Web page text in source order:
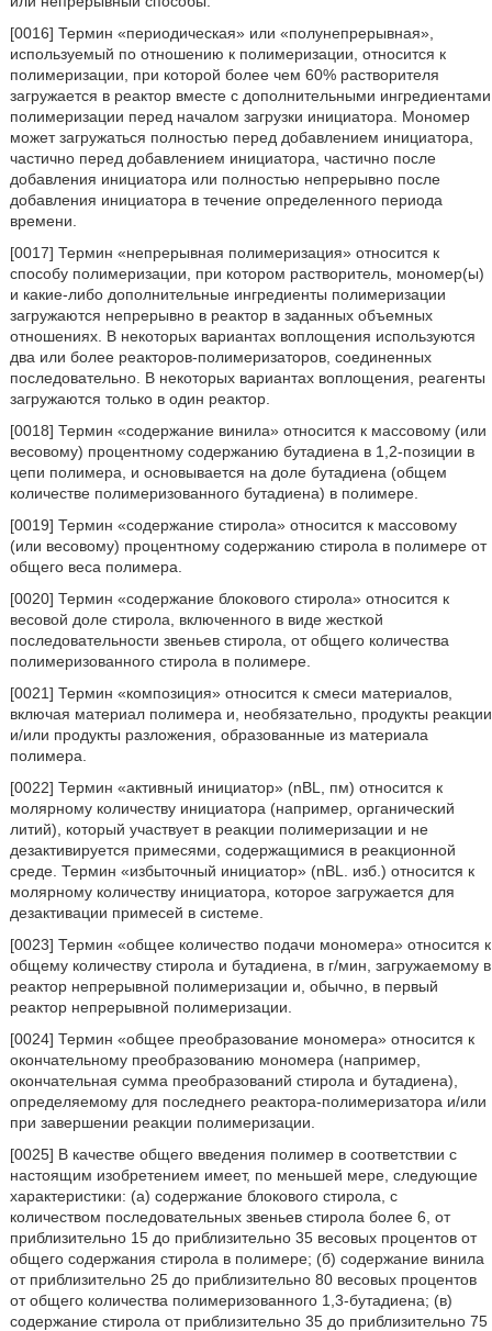
[0016] Термин «периодическая» или «полунепрерывная»,
используемый по отношению к полимеризации, относится к
полимеризации, при которой более чем 60% растворителя
загружается в реактор вместе с дополнительными ингредиентами
полимеризации перед началом загрузки инициатора. Мономер
может загружаться полностью перед добавлением инициатора,
частично перед добавлением инициатора, частично после
добавления инициатора или полностью непрерывно после
добавления инициатора в течение определенного периода
времени.
[0017] Термин «непрерывная полимеризация» относится к
способу полимеризации, при котором растворитель, мономер(ы)
и какие-либо дополнительные ингредиенты полимеризации
загружаются непрерывно в реактор в заданных объемных
отношениях. В некоторых вариантах воплощения используются
два или более реакторов-полимеризаторов, соединенных
последовательно. В некоторых вариантах воплощения, реагенты
загружаются только в один реактор.
[0018] Термин «содержание винила» относится к массовому (или
весовому) процентному содержанию бутадиена в 1,2-позиции в
цепи полимера, и основывается на доле бутадиена (общем
количестве полимеризованного бутадиена) в полимере.
[0019] Термин «содержание стирола» относится к массовому
(или весовому) процентному содержанию стирола в полимере от
общего веса полимера.
[0020] Термин «содержание блокового стирола» относится к
весовой доле стирола, включенного в виде жесткой
последовательности звеньев стирола, от общего количества
полимеризованного стирола в полимере.
[0021] Термин «композиция» относится к смеси материалов,
включая материал полимера и, необязательно, продукты реакции
и/или продукты разложения, образованные из материала
полимера.
[0022] Термин «активный инициатор» (nBL, пм) относится к
молярному количеству инициатора (например, органический
литий), который участвует в реакции полимеризации и не
дезактивируется примесями, содержащимися в реакционной
среде. Термин «избыточный инициатор» (nBL. изб.) относится к
молярному количеству инициатора, которое загружается для
дезактивации примесей в системе.
[0023] Термин «общее количество подачи мономера» относится к
общему количеству стирола и бутадиена, в г/мин, загружаемому в
реактор непрерывной полимеризации и, обычно, в первый
реактор непрерывной полимеризации.
[0024] Термин «общее преобразование мономера» относится к
окончательному преобразованию мономера (например,
окончательная сумма преобразований стирола и бутадиена),
определяемому для последнего реактора-полимеризатора и/или
при завершении реакции полимеризации.
[0025] В качестве общего введения полимер в соответствии с
настоящим изобретением имеет, по меньшей мере, следующие
характеристики: (а) содержание блокового стирола, с
количеством последовательных звеньев стирола более 6, от
приблизительно 15 до приблизительно 35 весовых процентов от
общего содержания стирола в полимере; (б) содержание винила
от приблизительно 25 до приблизительно 80 весовых процентов
от общего количества полимеризованного 1,3-бутадиена; (в)
содержание стирола от приблизительно 35 до приблизительно 75